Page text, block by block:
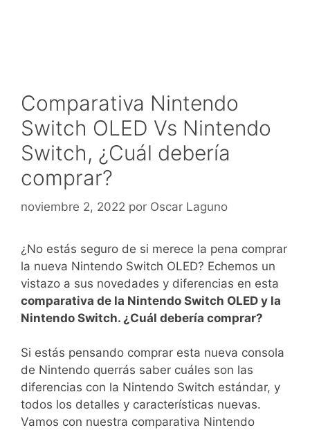
Comparativa Nintendo
Switch OLED Vs Nintendo
Switch, ¿Cuál debería
comprar?
noviembre 2, 2022 por Oscar Laguno
¿No estás seguro de si merece la pena comprar
la nueva Nintendo Switch OLED? Echemos un
vistazo a sus novedades y diferencias en esta
comparativa de la Nintendo Switch OLED y la
Nintendo Switch. ¿Cuál debería comprar?
Si estás pensando comprar esta nueva consola
de Nintendo querrás saber cuáles son las
diferencias con la Nintendo Switch estándar, y
todos los detalles y características nuevas.
Vamos con nuestra comparativa Nintendo